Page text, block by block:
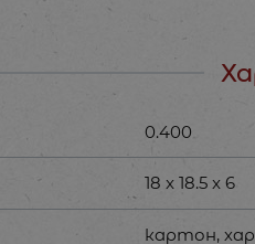
0.400
18 x 18.5 x 6
картон,